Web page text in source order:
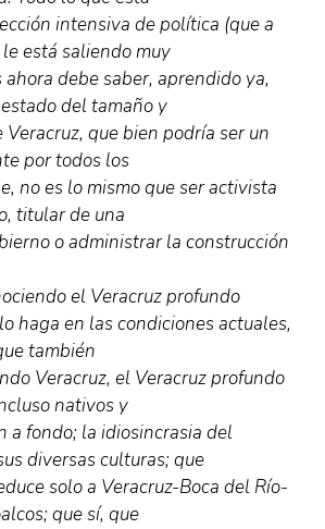
intensiva de política (que a
está saliendo muy
ahora debe saber, aprendido ya,
del tamaño y
que bien podría ser un
por todos los
no es lo mismo que ser activista
titular de una
o administrar la construcción
el Veracruz profundo
haga en las condiciones actuales,
también
Veracruz, el Veracruz profundo
nativos y
a fondo; la idiosincrasia del
diversas culturas; que
solo a Veracruz-Boca del Río-
que sí, que